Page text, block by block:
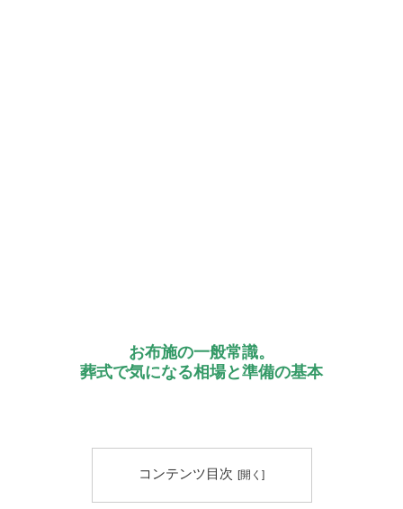
お布施の一般常識。
葬式で気になる相場と準備の基本
コンテンツ目次